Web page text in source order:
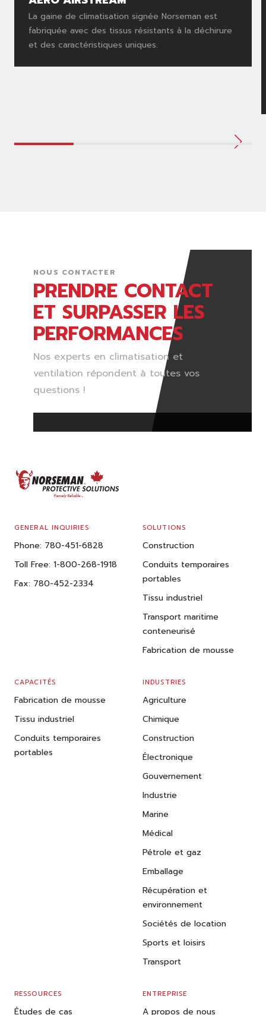
La gaine de climatisation signée Norseman est
fabriquée avec des tissus résistants à la déchirure
et des caractéristiques uniques.
NOUS CONTACTER
PRENDRE CONTACT
ET SURPASSER LES
PERFORMANCES
Nos experts en climatisation et
ventilation répondent à toutes vos
questions !
FOOTER
GENERAL INQUIRIES
Phone: 780-451-6828
Toll Free: 1-800-268-1918
Fax: 780-452-2334
SOLUTIONS
Construction
Conduits temporaires
portables
Tissu industriel
Transport maritime
conteneurisé
Fabrication de mousse
CAPACITÉS
Fabrication de mousse
Tissu industriel
Conduits temporaires
portables
INDUSTRIES
Agriculture
Chimique
Construction
Électronique
Gouvernement
Industrie
Marine
Médical
Pétrole et gaz
Emballage
Récupération et
environnement
Sociétés de location
Sports et loisirs
Transport
RESSOURCES
Études de cas
ENTREPRISE
A propos de nous